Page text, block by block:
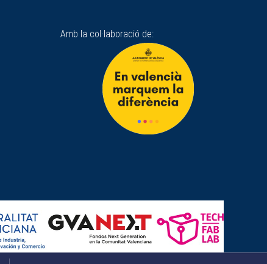
Amb la col·laboració de: